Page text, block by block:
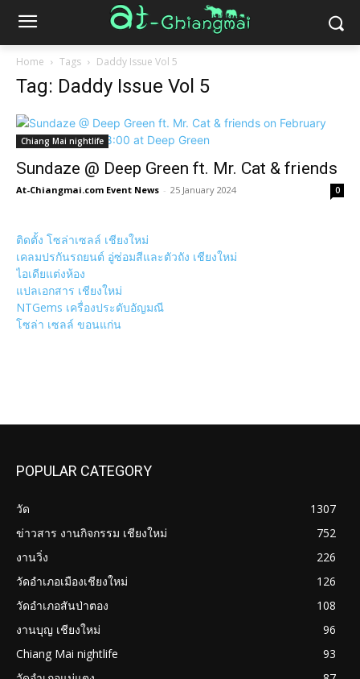
Home Tags Daddy Issue Vol 5
Tag: Daddy Issue Vol 5
Chiang Mai nightlife
Sundaze @ Deep Green ft. Mr. Cat & friends
At-Chiangmai.com Event News - 25 January 2024 0
ติดตั้ง โซล่าเซลล์ เชียงใหม่
เคลมปรกันรถยนต์ อู่ซ่อมสีและตัวถัง เชียงใหม่
ไอเดียแต่งห้อง
แปลเอกสาร เชียงใหม่
NTGems เครื่องประดับอัญมณี
โซล่า เซลล์ ขอนแก่น
POPULAR CATEGORY
วัด
1307
ข่าวสาร งานกิจกรรม เชียงใหม่
752
งานวิ่ง
226
วัดอำเภอเมืองเชียงใหม่
126
วัดอำเภอสันป่าตอง
108
งานบุญ เชียงใหม่
96
Chiang Mai nightlife
93